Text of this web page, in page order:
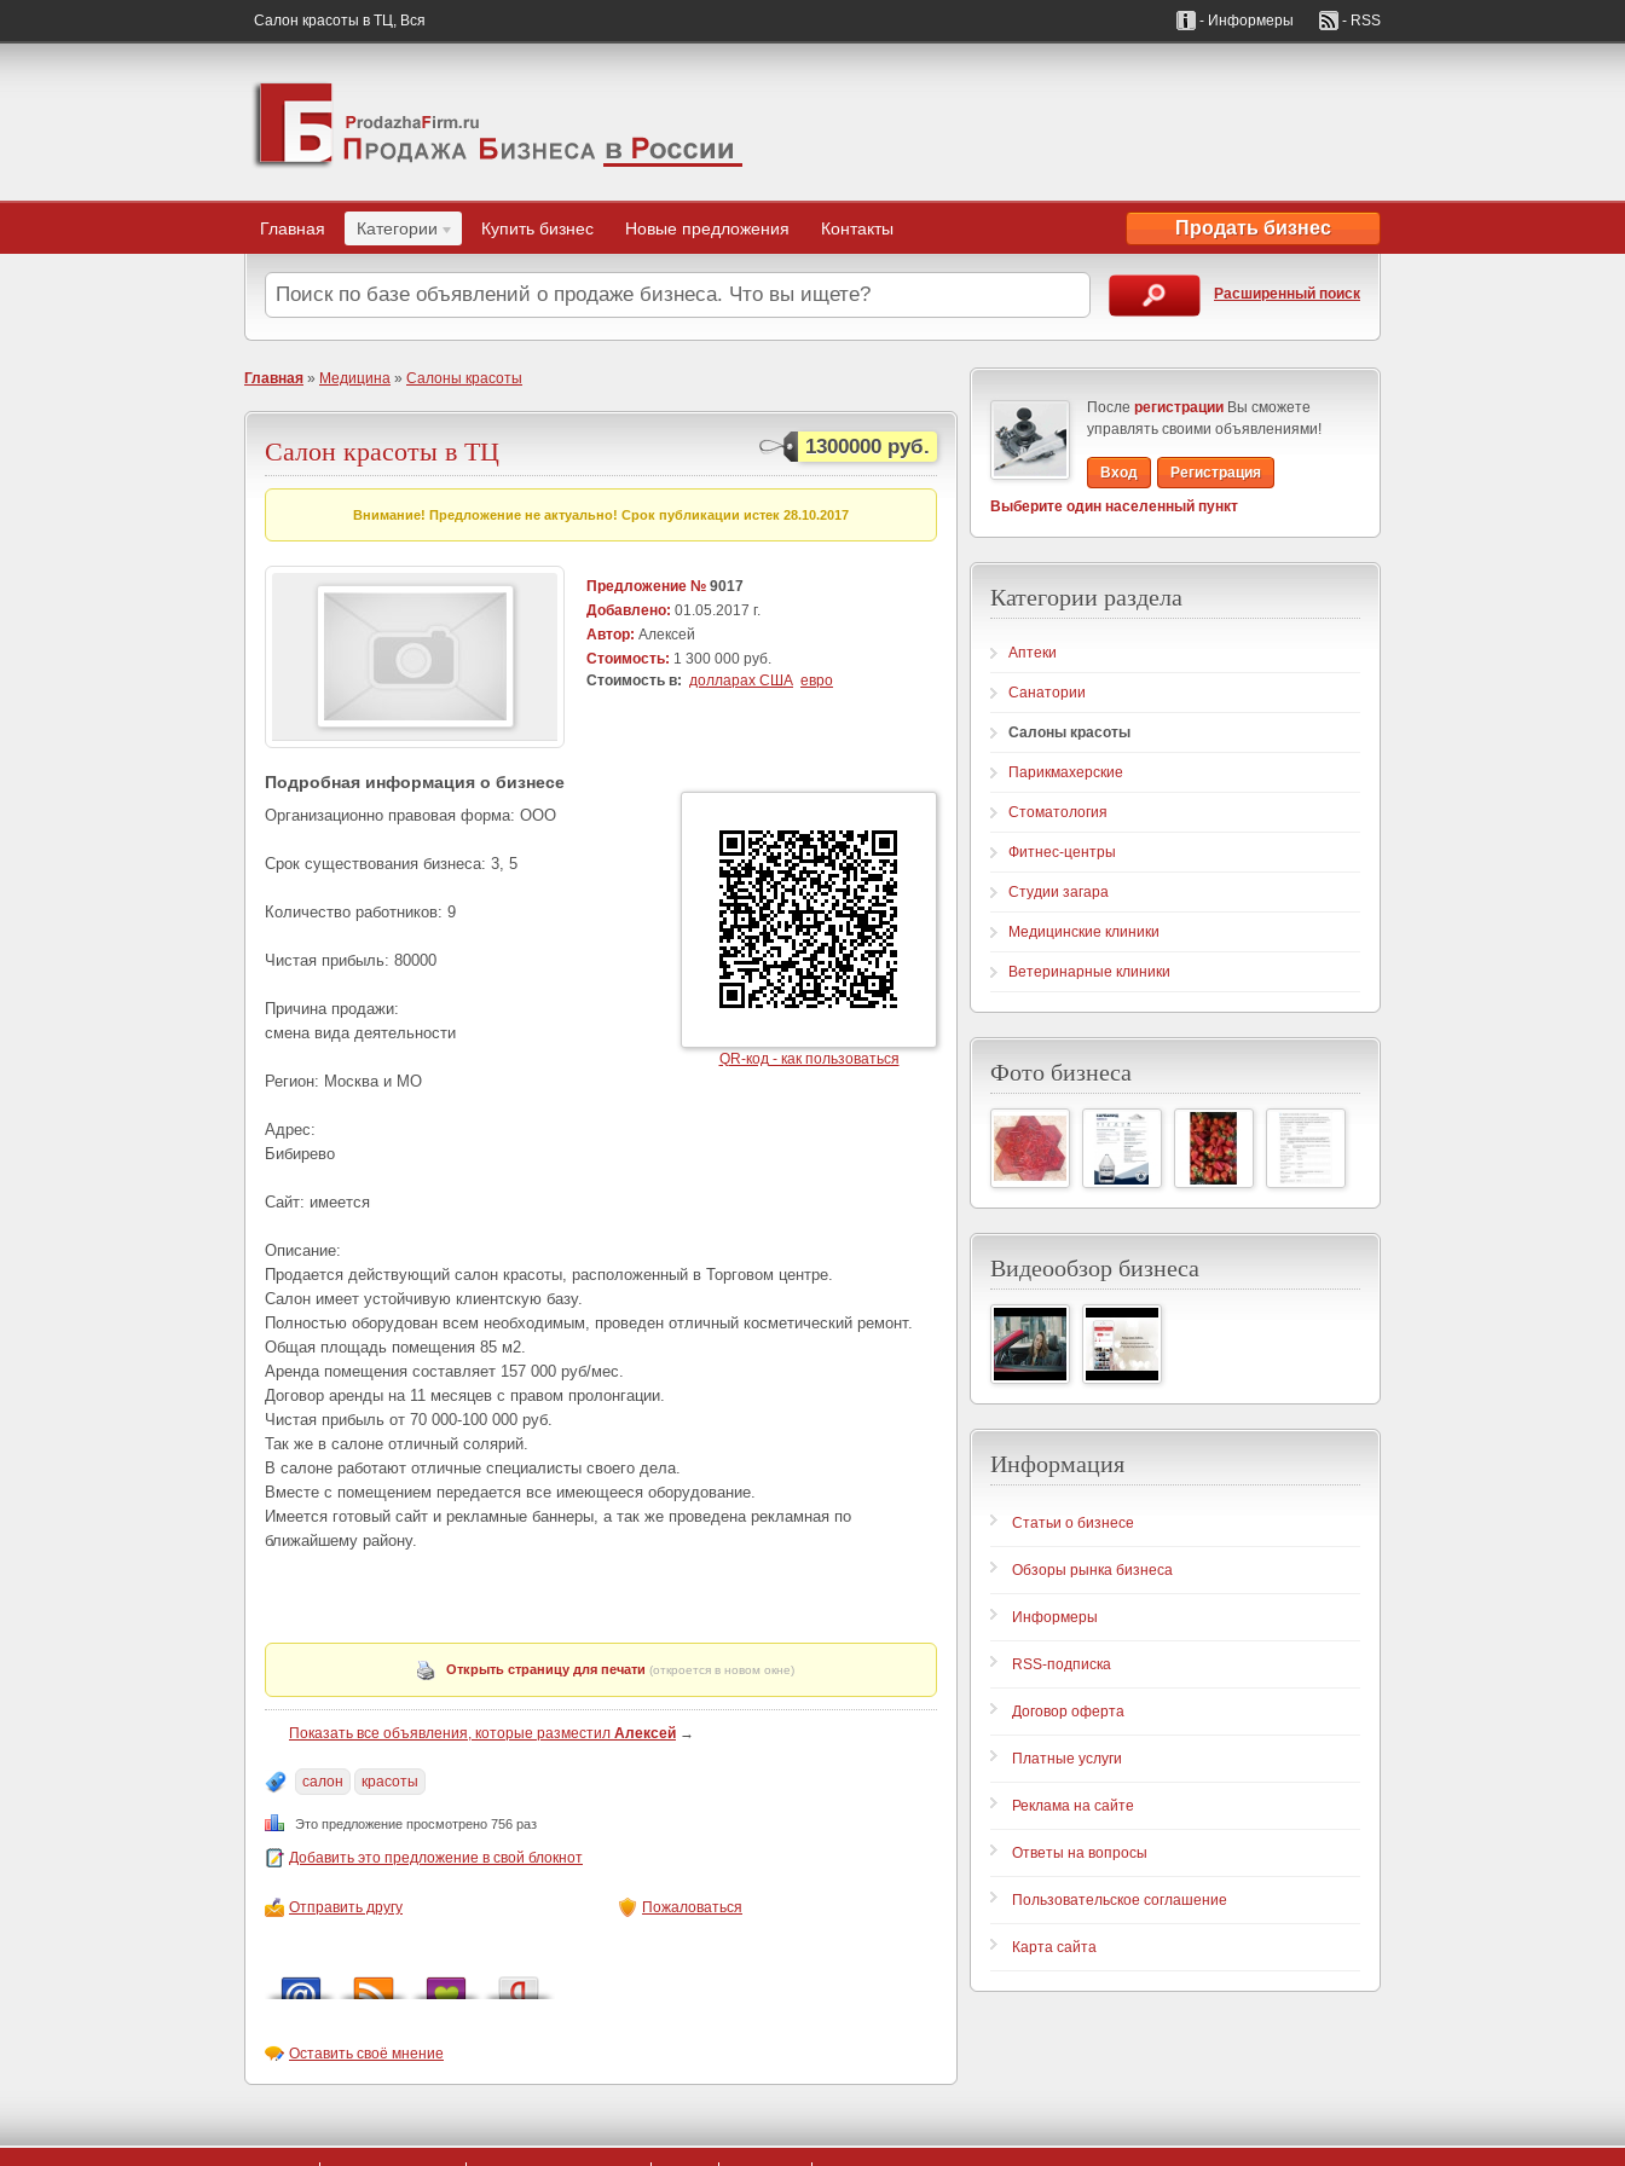
Салон красоты в ТЦ, Вся - Информеры - RSS
Продать бизнес
Главная Категории Купить бизнес Новые предложения Контакты
Расширенный поиск
Главная » Медицина » Салоны красоты
1300000 руб.
Салон красоты в ТЦ
Внимание! Предложение не актуально! Срок публикации истек 28.10.2017
Предложение № 9017
Добавлено: 01.05.2017 г.
Автор: Алексей
Стоимость: 1 300 000 руб.
Стоимость в: долларах США евро
Подробная информация о бизнесе
QR-код - как пользоваться
Организационно правовая форма: ООО
Срок существования бизнеса: 3, 5
Количество работников: 9
Чистая прибыль: 80000
Причина продажи:
смена вида деятельности
Регион: Москва и МО
Адрес:
Бибирево
Сайт: имеется
Описание:
Продается действующий салон красоты, расположенный в Торговом центре.
Салон имеет устойчивую клиентскую базу.
Полностью оборудован всем необходимым, проведен отличный косметический ремонт.
Общая площадь помещения 85 м2.
Аренда помещения составляет 157 000 руб/мес.
Договор аренды на 11 месяцев с правом пролонгации.
Чистая прибыль от 70 000-100 000 руб.
Так же в салоне отличный солярий.
В салоне работают отличные специалисты своего дела.
Вместе с помещением передается все имеющееся оборудование.
Имеется готовый сайт и рекламные баннеры, а так же проведена рекламная по
ближайшему району.
Открыть страницу для печати (откроется в новом окне)
Показать все объявления, которые разместил Алексей →
салон красоты
Это предложение просмотрено 756 раз
Добавить это предложение в свой блокнот
Отправить другу Пожаловаться
Оставить своё мнение
После регистрации Вы сможете
управлять своими объявлениями!
Вход
Регистрация
Выберите один населенный пункт
Категории раздела
Аптеки
Санатории
Салоны красоты
Парикмахерские
Стоматология
Фитнес-центры
Студии загара
Медицинские клиники
Ветеринарные клиники
Фото бизнеса
Видеообзор бизнеса
Информация
Статьи о бизнесе
Обзоры рынка бизнеса
Информеры
RSS-подписка
Договор оферта
Платные услуги
Реклама на сайте
Ответы на вопросы
Пользовательское соглашение
Карта сайта